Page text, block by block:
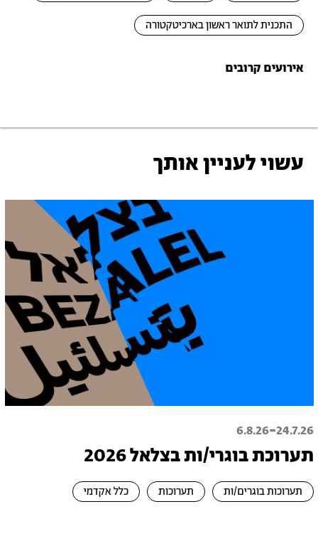
התכנית לתואר ראשון בארכיטקטורה
אירועים קרובים
עשוי לעניין אותך
24.7.26
-
6.8.26
תערוכת בוגרי/ות בצלאל 2026
תערוכות בוגרים/ות תערוכות כלל אקדמי